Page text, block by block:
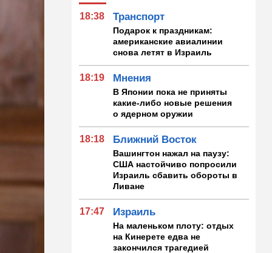
18:38 Транспорт
Подарок к праздникам:
американские авиалинии
снова летят в Израиль
18:19 Мнения
В Японии пока не приняты
какие-либо новые решения
о ядерном оружии
18:18 Ближний Восток
Вашингтон нажал на паузу:
США настойчиво попросили
Израиль сбавить обороты в
Ливане
17:47 Израиль
На маленьком плоту: отдых
на Кинерете едва не
закончился трагедией